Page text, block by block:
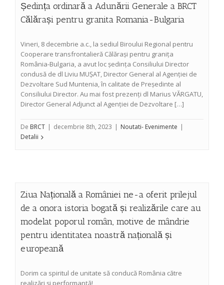
Ședința ordinară a Adunării Generale a BRCT
Călărași pentru granita Romania-Bulgaria
Vineri, 8 decembrie a.c., la sediul Biroului Regional pentru
Cooperare transfrontalieră Călărași pentru granița
România-Bulgaria, a avut loc ședința Consiliului Director
condusă de dl Liviu MUȘAT, Director General al Agenției de
Dezvoltare Sud Muntenia, în calitate de Președinte al
Consiliului Director. Au mai fost prezenți dl Marius VĂRGATU,
Director General Adjunct al Agenției de Dezvoltare […]
De BRCT | decembrie 8th, 2023 | Noutati- Evenimente |
Detalii
Ziua Națională a României ne-a oferit prilejul
de a onora istoria bogată și realizările care au
modelat poporul român, motive de mândrie
pentru identitatea noastră națională și
europeană
Dorim ca spiritul de unitate să conducă România către
realizări și performanță!